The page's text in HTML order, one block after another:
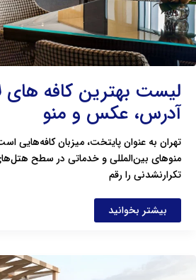
لیست بهترین کافه های
آدرس، عکس و منو
تهران به عنوان پایتخت، میزبان کافه‌هایی
منوهای بین‌المللی و خدماتی در سطح
تکرارنشدنی را رقم
بیشتر بخوانید
لیست